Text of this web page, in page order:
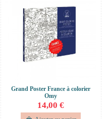
Grand Poster France à colorier
Omy
14,00 €